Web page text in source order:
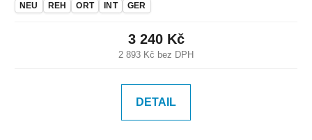
NEU REH ORT INT GER
2 893 Kč bez DPH
3 240 Kč
DETAIL